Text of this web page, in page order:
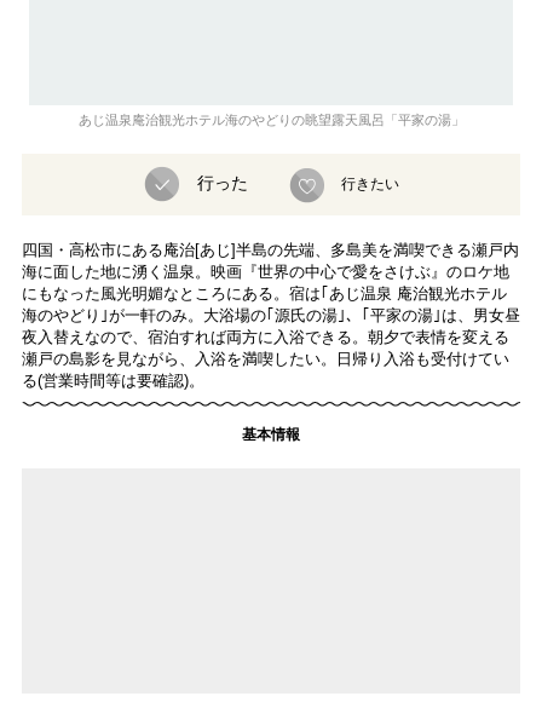
あじ温泉庵治観光ホテル海のやどりの眺望露天風呂「平家の湯」
行った 行きたい
四国・高松市にある庵治[あじ]半島の先端、多島美を満喫できる瀬戸内
海に面した地に湧く温泉。映画『世界の中心で愛をさけぶ』のロケ地
にもなった風光明媚なところにある。宿は｢あじ温泉 庵治観光ホテル
海のやどり｣が一軒のみ。大浴場の｢源氏の湯｣、｢平家の湯｣は、男女昼
夜入替えなので、宿泊すれば両方に入浴できる。朝夕で表情を変える
瀬戸の島影を見ながら、入浴を満喫したい。日帰り入浴も受付けてい
る(営業時間等は要確認)。
基本情報